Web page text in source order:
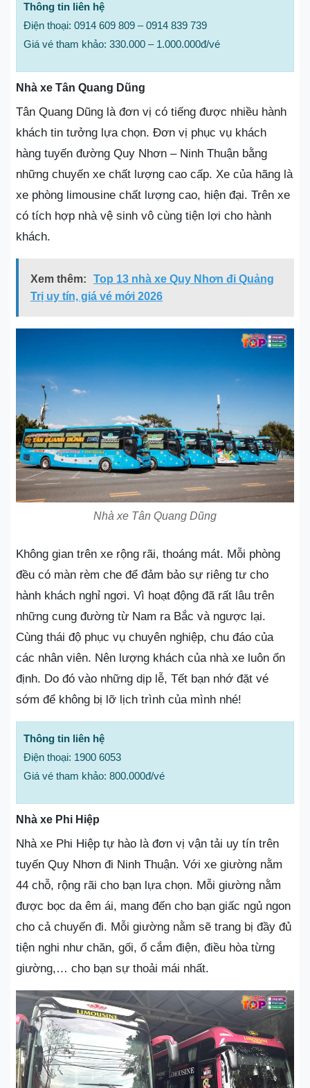
Thông tin liên hệ
Điện thoại: 0914 609 809 – 0914 839 739
Giá vé tham khảo: 330.000 – 1.000.000đ/vé
Nhà xe Tân Quang Dũng
Tân Quang Dũng là đơn vị có tiếng được nhiều hành
khách tin tưởng lựa chọn. Đơn vị phục vụ khách
hàng tuyến đường Quy Nhơn – Ninh Thuận bằng
những chuyến xe chất lượng cao cấp. Xe của hãng là
xe phòng limousine chất lượng cao, hiện đại. Trên xe
có tích hợp nhà vệ sinh vô cùng tiện lợi cho hành
khách.
Xem thêm:
Top 13 nhà xe Quy Nhơn đi Quảng
Trị uy tín, giá vé mới 2026
Nhà xe Tân Quang Dũng
Không gian trên xe rộng rãi, thoáng mát. Mỗi phòng
đều có màn rèm che để đảm bảo sự riêng tư cho
hành khách nghỉ ngơi. Vì hoạt động đã rất lâu trên
những cung đường từ Nam ra Bắc và ngược lại.
Cùng thái độ phục vụ chuyên nghiệp, chu đáo của
các nhân viên. Nên lượng khách của nhà xe luôn ổn
định. Do đó vào những dịp lễ, Tết bạn nhớ đặt vé
sớm để không bị lỡ lịch trình của mình nhé!
Thông tin liên hệ
Điện thoại: 1900 6053
Giá vé tham khảo: 800.000đ/vé
Nhà xe Phi Hiệp
Nhà xe Phi Hiệp tự hào là đơn vị vận tải uy tín trên
tuyến Quy Nhơn đi Ninh Thuận. Với xe giường nằm
44 chỗ, rộng rãi cho bạn lựa chọn. Mỗi giường nằm
được bọc da êm ái, mang đến cho bạn giấc ngủ ngon
cho cả chuyến đi. Mỗi giường nằm sẽ trang bị đầy đủ
tiện nghi như chăn, gối, ổ cắm điện, điều hòa từng
giường,… cho bạn sự thoải mái nhất.